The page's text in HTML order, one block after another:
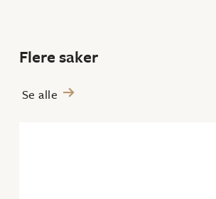
Flere saker
Se alle 